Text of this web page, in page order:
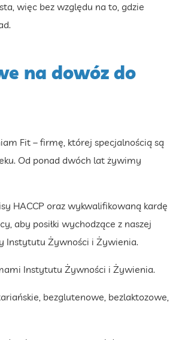
więc bez względu na to, gdzie
na dowóz do
Fit – firmę, której specjalnością są
Od ponad dwóch lat żywimy
HACCP oraz wykwalifikowaną kardę
aby posiłki wychodzące z naszej
Instytutu Żywności i Żywienia.
Instytutu Żywności i Żywienia.
bezglutenowe, bezlaktozowe,